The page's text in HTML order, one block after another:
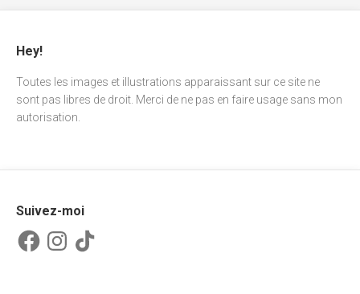
Hey!
Toutes les images et illustrations apparaissant sur ce site ne
sont pas libres de droit. Merci de ne pas en faire usage sans mon
autorisation.
Suivez-moi
FacebookInstagram
TikTok